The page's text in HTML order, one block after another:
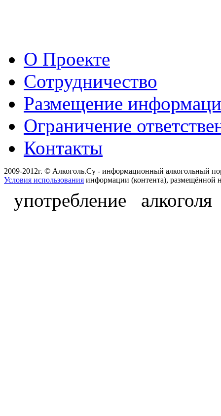
О Проекте
Сотрудничество
Размещение
Ограничение
Контакты
2009-2012г. © Алкоголь.Су - информационный алкогольный
Условия использования информации (контента), размещённой
употребление